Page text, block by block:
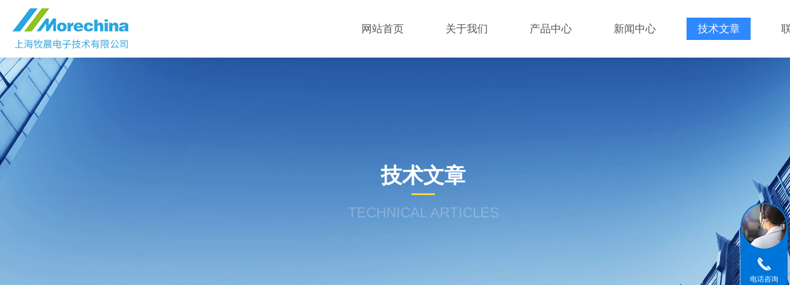
网站首页 关于我们 产品中心 新闻中心 技术文章
技术文章
TECHNICAL ARTICLES
电话咨询